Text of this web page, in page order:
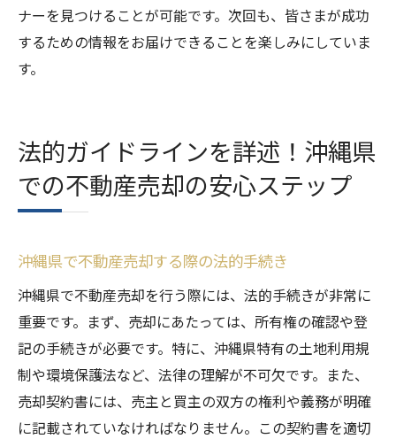
ナーを見つけることが可能です。次回も、皆さまが成功
するための情報をお届けできることを楽しみにしていま
す。
法的ガイドラインを詳述！沖縄県
での不動産売却の安心ステップ
沖縄県で不動産売却する際の法的手続き
沖縄県で不動産売却を行う際には、法的手続きが非常に
重要です。まず、売却にあたっては、所有権の確認や登
記の手続きが必要です。特に、沖縄県特有の土地利用規
制や環境保護法など、法律の理解が不可欠です。また、
売却契約書には、売主と買主の双方の権利や義務が明確
に記載されていなければなりません。この契約書を適切